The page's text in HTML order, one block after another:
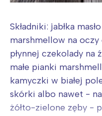
Składniki: jabłka
marshmellow na
płynnej czekolady na
małe pianki
kamyczki w białej
skórki albo nawet -
żółto-zielone zęby -